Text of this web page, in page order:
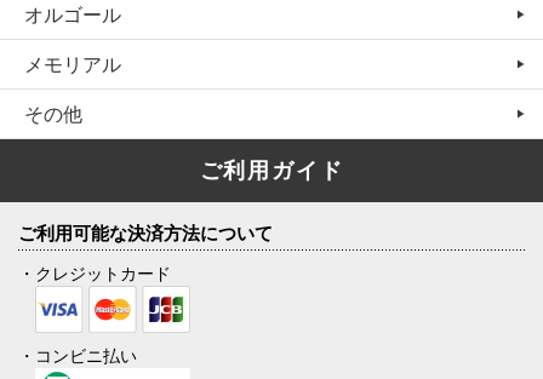
オルゴール
メモリアル
その他
ご利用ガイド
ご利用可能な決済方法について
・クレジットカード
・コンビニ払い